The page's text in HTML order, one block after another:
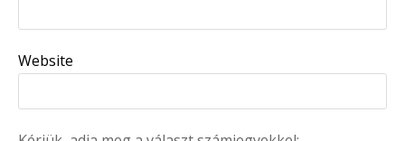
Website